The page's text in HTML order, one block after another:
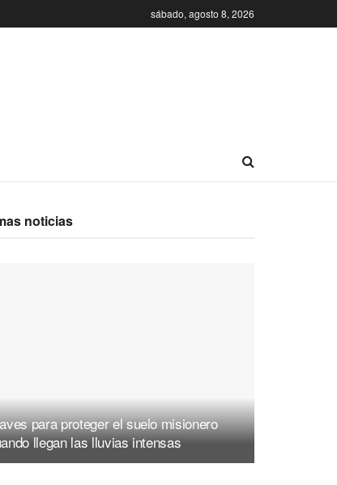
sábado, agosto 8, 2026
noticias
para proteger el suelo misionero
llegan las lluvias intensas